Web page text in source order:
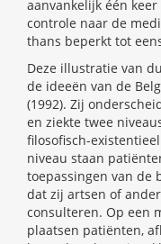
aanvankelijk één
controle naar de
thans beperkt tot
Deze illustratie van
de ideeën van de
(1992). Zij
en ziekte twee
filosofisch-
niveau staan
toepassingen van de
dat zij artsen of
consulteren. Op een
plaatsen patiënten,